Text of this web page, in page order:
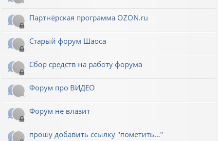
Партнёрская программа OZON.ru
Старый форум Шаоса
Сбор средств на работу форума
Форум про ВИДЕО
Форум не влазит
прошу добавить ссылку "пометить..."